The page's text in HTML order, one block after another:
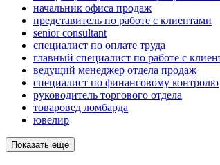
начальник офиса продаж
представитель по работе с клиентами
senior consultant
специалист по оплате труда
главный специалист по работе с
ведущий менеджер отдела продаж
специалист по финансовому контролю
руководитель торгового отдела
товаровед ломбарда
ювелир
Показать ещё